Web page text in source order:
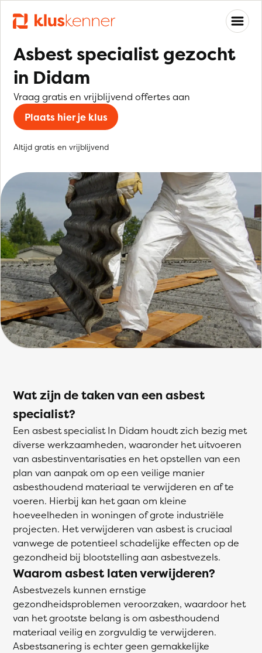
Asbest specialist gezocht
in Didam
Vraag gratis en vrijblijvend offertes aan
Plaats hier je klus
Altijd gratis en vrijblijvend
Wat zijn de taken van een asbest
specialist?
Een asbest specialist In Didam houdt zich bezig met
diverse werkzaamheden, waaronder het uitvoeren
van asbestinventarisaties en het opstellen van een
plan van aanpak om op een veilige manier
asbesthoudend materiaal te verwijderen en af te
voeren. Hierbij kan het gaan om kleine
hoeveelheden in woningen of grote industriële
projecten. Het verwijderen van asbest is cruciaal
vanwege de potentieel schadelijke effecten op de
gezondheid bij blootstelling aan asbestvezels.
Waarom asbest laten verwijderen?
Asbestvezels kunnen ernstige
gezondheidsproblemen veroorzaken, waardoor het
van het grootste belang is om asbesthoudend
materiaal veilig en zorgvuldig te verwijderen.
Asbestsanering is echter geen gemakkelijke